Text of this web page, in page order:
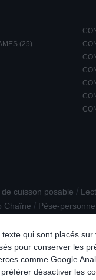
qui sont placés
pour conserver les
comme Google
désactiver les
(25)
de cuisson posable /
Chaîne / Pèse-